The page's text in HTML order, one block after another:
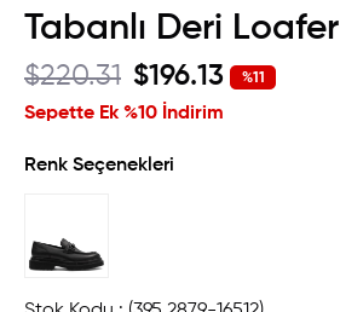
Tabanlı Deri Loafer
$220.31 $196.13
Sepette Ek %10 İndirim
%11
Renk Seçenekleri